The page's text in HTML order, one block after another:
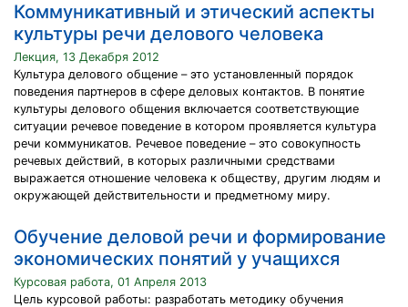
Коммуникативный и этический аспекты
культуры речи делового человека
Лекция, 13 Декабря 2012
Культура делового общение – это установленный порядок
поведения партнеров в сфере деловых контактов. В понятие
культуры делового общения включается соответствующие
ситуации речевое поведение в котором проявляется культура
речи коммуникатов. Речевое поведение – это совокупность
речевых действий, в которых различными средствами
выражается отношение человека к обществу, другим людям и
окружающей действительности и предметному миру.
Обучение деловой речи и формирование
экономических понятий у учащихся
Курсовая работа, 01 Апреля 2013
Цель курсовой работы: разработать методику обучения